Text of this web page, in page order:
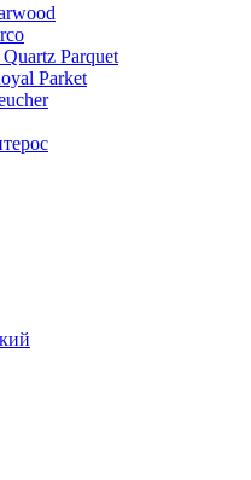
Quartz Parquet
Parket